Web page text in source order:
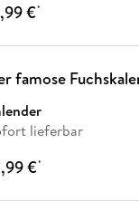
€*
famose
lieferbar
€*